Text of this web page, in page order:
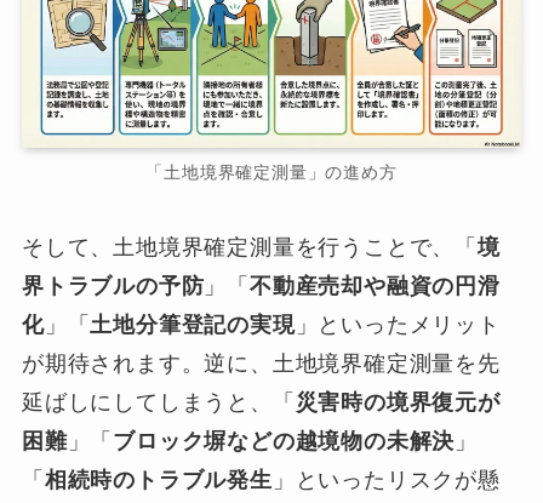
「土地境界確定測量」の進め方
そして、土地境界確定測量を行うことで、「境
界トラブルの予防 」「 不動産売却や融資の円滑
化」「土地分筆登記の実現」といったメリット
が期待されます。逆に、土地境界確定測量を先
延ばしにしてしまうと、「 災害時の境界復元が
困難」「 ブロック塀などの越境物の未解決 」
「 相続時のトラブル発生 」といったリスクが懸